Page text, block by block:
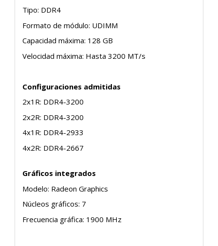
Tipo: DDR4
Formato de módulo: UDIMM
Capacidad máxima: 128 GB
Velocidad máxima: Hasta 3200 MT/s
Configuraciones admitidas
2x1R: DDR4-3200
2x2R: DDR4-3200
4x1R: DDR4-2933
4x2R: DDR4-2667
Gráficos integrados
Modelo: Radeon Graphics
Núcleos gráficos: 7
Frecuencia gráfica: 1900 MHz